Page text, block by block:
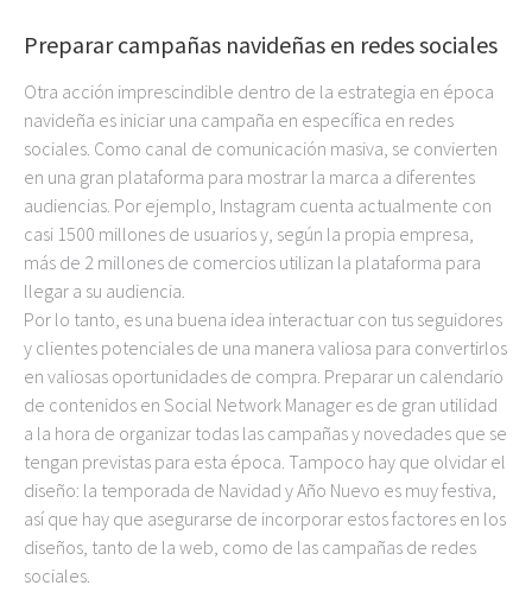
Preparar campañas navideñas en redes sociales
Otra acción imprescindible dentro de la estrategia en época
navideña es iniciar una campaña en específica en redes
sociales. Como canal de comunicación masiva, se convierten
en una gran plataforma para mostrar la marca a diferentes
audiencias. Por ejemplo, Instagram cuenta actualmente con
casi 1500 millones de usuarios y, según la propia empresa,
más de 2 millones de comercios utilizan la plataforma para
llegar a su audiencia.
Por lo tanto, es una buena idea interactuar con tus seguidores
y clientes potenciales de una manera valiosa para convertirlos
en valiosas oportunidades de compra. Preparar un calendario
de contenidos en Social Network Manager es de gran utilidad
a la hora de organizar todas las campañas y novedades que se
tengan previstas para esta época. Tampoco hay que olvidar el
diseño: la temporada de Navidad y Año Nuevo es muy festiva,
así que hay que asegurarse de incorporar estos factores en los
diseños, tanto de la web, como de las campañas de redes
sociales.